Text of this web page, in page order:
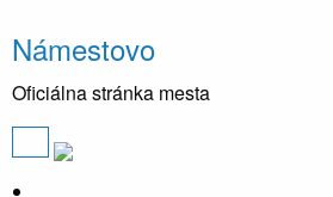
Námestovo
Oficiálna stránka mesta